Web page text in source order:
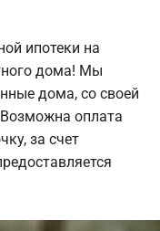
ипотеки на
дома! Мы
дома, со своей
оплата
за счет